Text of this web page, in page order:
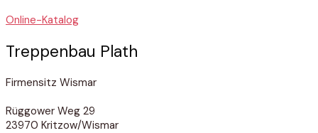
Online-Katalog
Treppenbau Plath
Firmensitz Wismar
Rüggower Weg 29
23970 Kritzow/Wismar